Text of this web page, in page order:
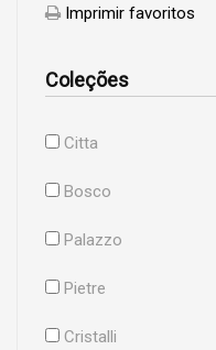
Imprimir favoritos
Coleções
Citta
Bosco
Palazzo
Pietre
Cristalli